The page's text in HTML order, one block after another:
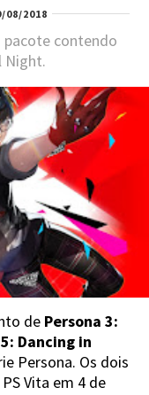
08/2018
pacote contendo
Night.
de Persona 3:
Dancing in
Persona. Os dois
Vita em 4 de